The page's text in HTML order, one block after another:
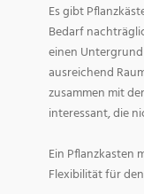
Es gibt
Bedarf
einen
ausreichend
zusammen mit
interessant, die
Ein Pflanzkasten
Flexibilität für